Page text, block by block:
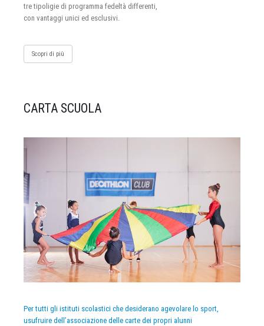
tre tipoligie di programma fedeltà differenti,
con vantaggi unici ed esclusivi.
Scopri di più
CARTA SCUOLA
Per tutti gli istituti scolastici che desiderano agevolare lo sport,
usufruire dell’associazione delle carte dei propri alunni